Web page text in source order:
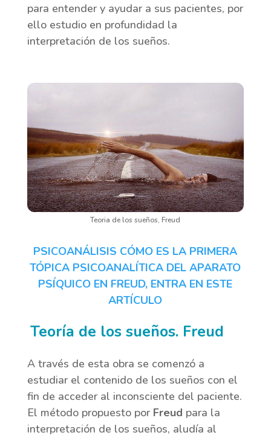
para entender y ayudar a sus pacientes, por
ello estudio en profundidad la
interpretación de los sueños.
Teoria de los sueños, Freud
PSICOANÁLISIS CÓMO ES LA PRIMERA
TÓPICA PSICOANALÍTICA DEL APARATO
PSÍQUICO EN FREUD, ENTRA EN ESTE
ARTÍCULO
Teoría de los sueños. Freud
A través de esta obra se comenzó a
estudiar el contenido de los sueños con el
fin de acceder al inconsciente del paciente.
El método propuesto por Freud para la
interpretación de los sueños, aludía al